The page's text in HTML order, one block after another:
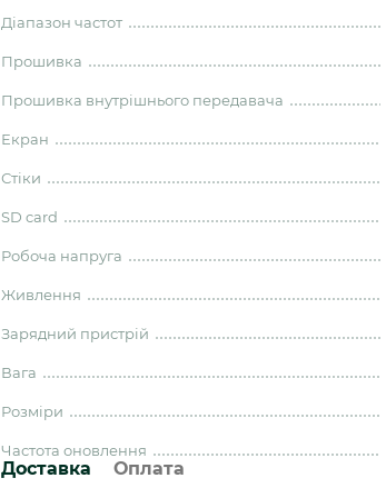
Діапазон частот
Прошивка
Прошивка внутрішнього передавача
Екран
Стіки
SD card
Робоча напруга
Живлення
Зарядний пристрій
Вага
Розміри
Частота оновлення
Доставка Оплата